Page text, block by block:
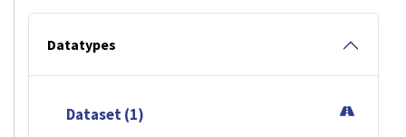
Datatypes
Dataset (1)